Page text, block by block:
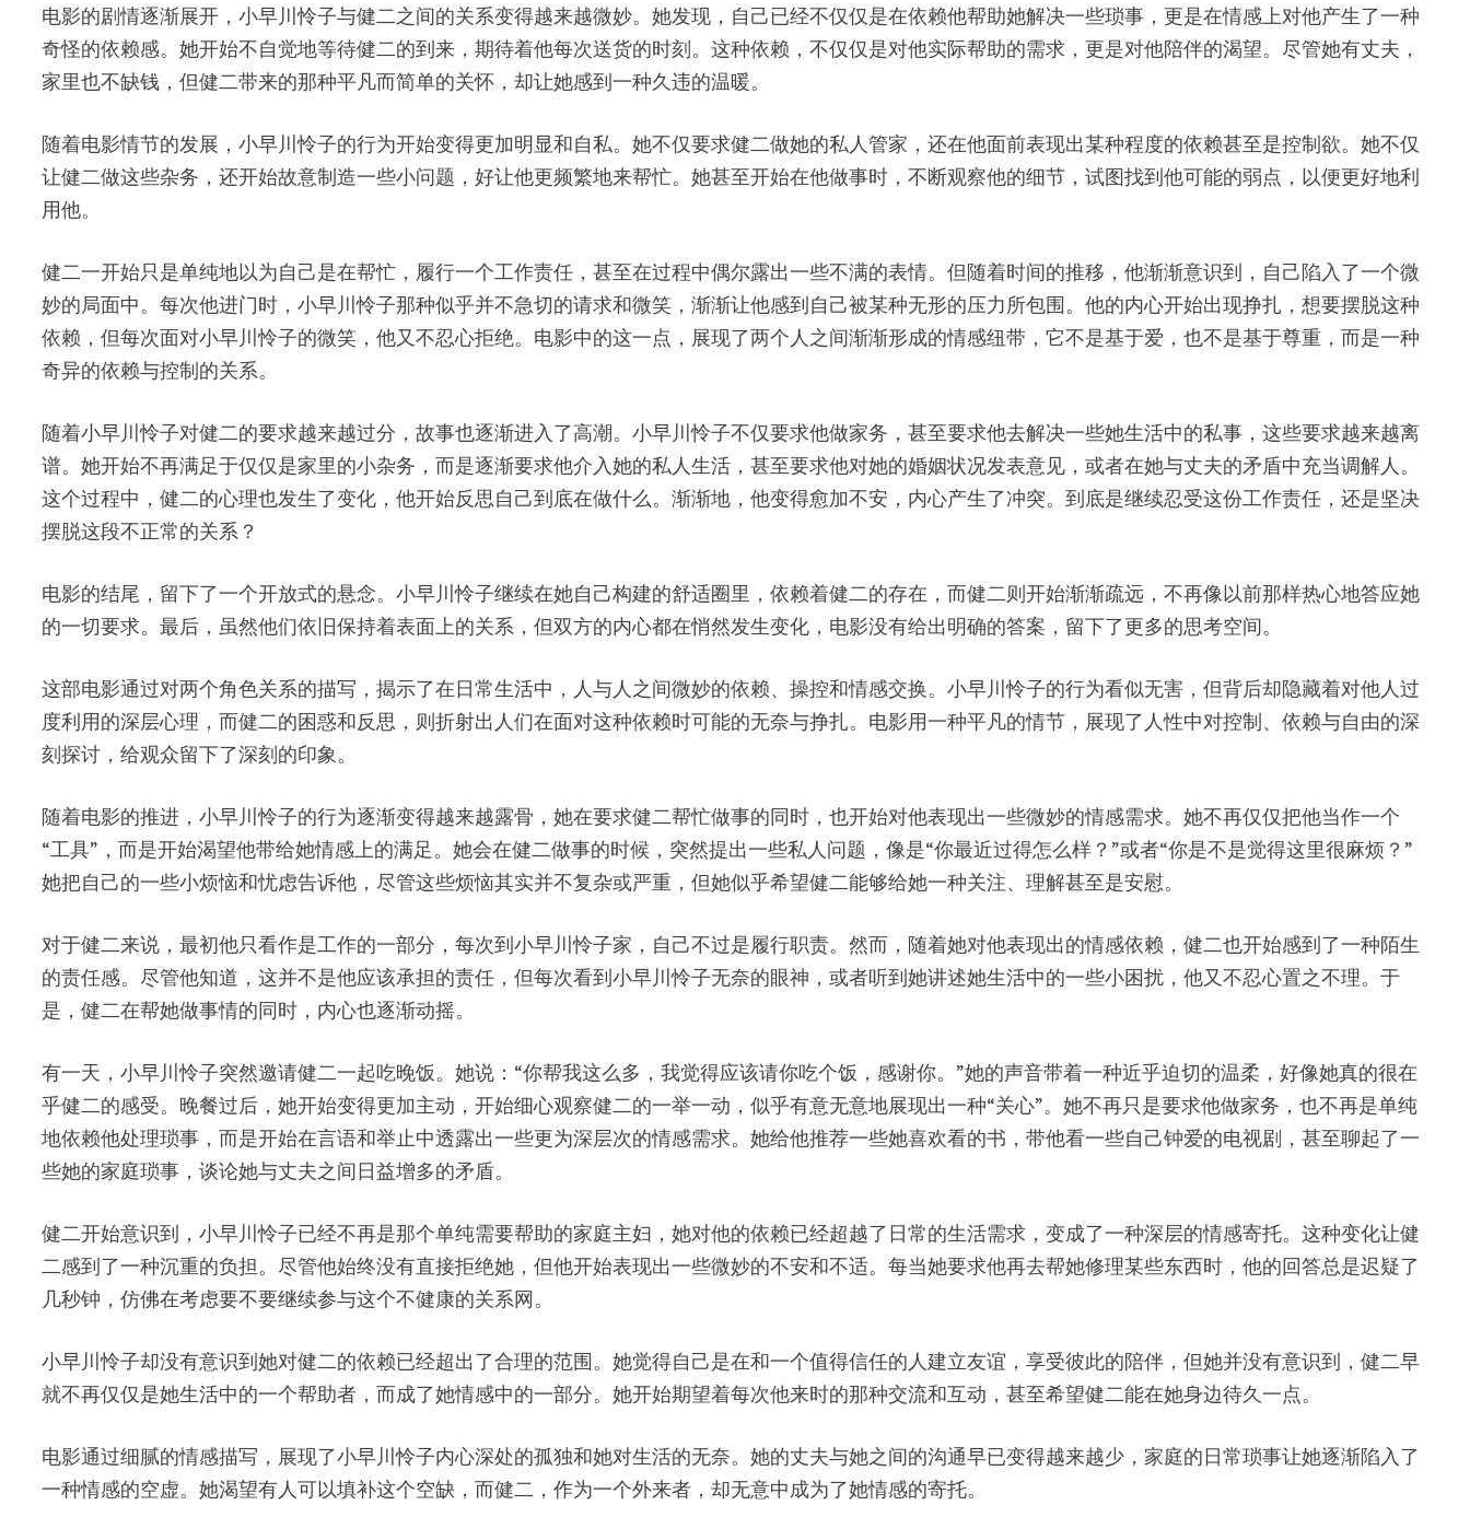
电影的剧情逐渐展开，小早川怜子与健二之间的关系变得越来越微妙。她发现，自己已经不仅仅是在依赖他帮助她解决一些琐事，更是在情感上对他产生了一种
奇怪的依赖感。她开始不自觉地等待健二的到来，期待着他每次送货的时刻。这种依赖，不仅仅是对他实际帮助的需求，更是对他陪伴的渴望。尽管她有丈夫，
家里也不缺钱，但健二带来的那种平凡而简单的关怀，却让她感到一种久违的温暖。
随着电影情节的发展，小早川怜子的行为开始变得更加明显和自私。她不仅要求健二做她的私人管家，还在他面前表现出某种程度的依赖甚至是控制欲。她不仅
让健二做这些杂务，还开始故意制造一些小问题，好让他更频繁地来帮忙。她甚至开始在他做事时，不断观察他的细节，试图找到他可能的弱点，以便更好地利
用他。
健二一开始只是单纯地以为自己是在帮忙，履行一个工作责任，甚至在过程中偶尔露出一些不满的表情。但随着时间的推移，他渐渐意识到，自己陷入了一个微
妙的局面中。每次他进门时，小早川怜子那种似乎并不急切的请求和微笑，渐渐让他感到自己被某种无形的压力所包围。他的内心开始出现挣扎，想要摆脱这种
依赖，但每次面对小早川怜子的微笑，他又不忍心拒绝。电影中的这一点，展现了两个人之间渐渐形成的情感纽带，它不是基于爱，也不是基于尊重，而是一种
奇异的依赖与控制的关系。
随着小早川怜子对健二的要求越来越过分，故事也逐渐进入了高潮。小早川怜子不仅要求他做家务，甚至要求他去解决一些她生活中的私事，这些要求越来越离
谱。她开始不再满足于仅仅是家里的小杂务，而是逐渐要求他介入她的私人生活，甚至要求他对她的婚姻状况发表意见，或者在她与丈夫的矛盾中充当调解人。
这个过程中，健二的心理也发生了变化，他开始反思自己到底在做什么。渐渐地，他变得愈加不安，内心产生了冲突。到底是继续忍受这份工作责任，还是坚决
摆脱这段不正常的关系？
电影的结尾，留下了一个开放式的悬念。小早川怜子继续在她自己构建的舒适圈里，依赖着健二的存在，而健二则开始渐渐疏远，不再像以前那样热心地答应她
的一切要求。最后，虽然他们依旧保持着表面上的关系，但双方的内心都在悄然发生变化，电影没有给出明确的答案，留下了更多的思考空间。
这部电影通过对两个角色关系的描写，揭示了在日常生活中，人与人之间微妙的依赖、操控和情感交换。小早川怜子的行为看似无害，但背后却隐藏着对他人过
度利用的深层心理，而健二的困惑和反思，则折射出人们在面对这种依赖时可能的无奈与挣扎。电影用一种平凡的情节，展现了人性中对控制、依赖与自由的深
刻探讨，给观众留下了深刻的印象。
随着电影的推进，小早川怜子的行为逐渐变得越来越露骨，她在要求健二帮忙做事的同时，也开始对他表现出一些微妙的情感需求。她不再仅仅把他当作一个
“工具”，而是开始渴望他带给她情感上的满足。她会在健二做事的时候，突然提出一些私人问题，像是“你最近过得怎么样？”或者“你是不是觉得这里很麻烦？”
她把自己的一些小烦恼和忧虑告诉他，尽管这些烦恼其实并不复杂或严重，但她似乎希望健二能够给她一种关注、理解甚至是安慰。
对于健二来说，最初他只看作是工作的一部分，每次到小早川怜子家，自己不过是履行职责。然而，随着她对他表现出的情感依赖，健二也开始感到了一种陌生
的责任感。尽管他知道，这并不是他应该承担的责任，但每次看到小早川怜子无奈的眼神，或者听到她讲述她生活中的一些小困扰，他又不忍心置之不理。于
是，健二在帮她做事情的同时，内心也逐渐动摇。
有一天，小早川怜子突然邀请健二一起吃晚饭。她说：“你帮我这么多，我觉得应该请你吃个饭，感谢你。”她的声音带着一种近乎迫切的温柔，好像她真的很在
乎健二的感受。晚餐过后，她开始变得更加主动，开始细心观察健二的一举一动，似乎有意无意地展现出一种“关心”。她不再只是要求他做家务，也不再是单纯
地依赖他处理琐事，而是开始在言语和举止中透露出一些更为深层次的情感需求。她给他推荐一些她喜欢看的书，带他看一些自己钟爱的电视剧，甚至聊起了一
些她的家庭琐事，谈论她与丈夫之间日益增多的矛盾。
健二开始意识到，小早川怜子已经不再是那个单纯需要帮助的家庭主妇，她对他的依赖已经超越了日常的生活需求，变成了一种深层的情感寄托。这种变化让健
二感到了一种沉重的负担。尽管他始终没有直接拒绝她，但他开始表现出一些微妙的不安和不适。每当她要求他再去帮她修理某些东西时，他的回答总是迟疑了
几秒钟，仿佛在考虑要不要继续参与这个不健康的关系网。
小早川怜子却没有意识到她对健二的依赖已经超出了合理的范围。她觉得自己是在和一个值得信任的人建立友谊，享受彼此的陪伴，但她并没有意识到，健二早
就不再仅仅是她生活中的一个帮助者，而成了她情感中的一部分。她开始期望着每次他来时的那种交流和互动，甚至希望健二能在她身边待久一点。
电影通过细腻的情感描写，展现了小早川怜子内心深处的孤独和她对生活的无奈。她的丈夫与她之间的沟通早已变得越来越少，家庭的日常琐事让她逐渐陷入了
一种情感的空虚。她渴望有人可以填补这个空缺，而健二，作为一个外来者，却无意中成为了她情感的寄托。